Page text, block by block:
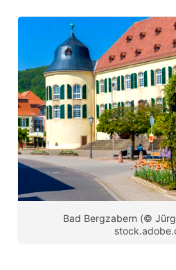
Bad Bergzabern (©